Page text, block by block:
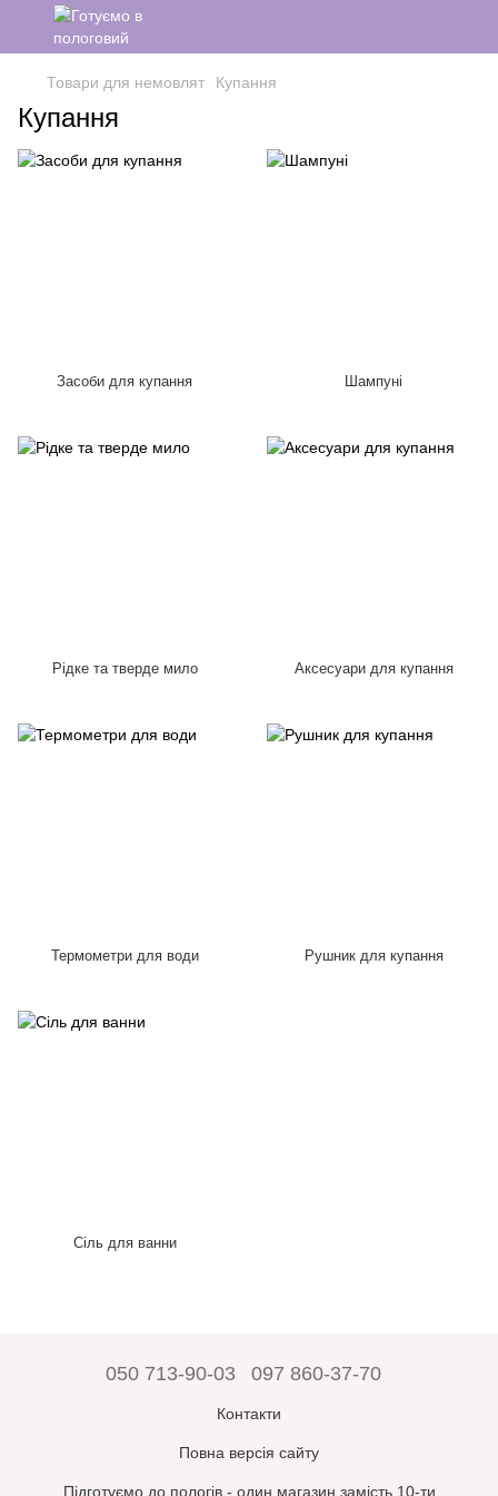
Товари для немовлят Купання
Купання
Засоби для купання Шампуні
Рідке та тверде мило Аксесуари для купання
Термометри для води Рушник для купання
Сіль для ванни
050 713-90-03 097 860-37-70
Контакти
Повна версія сайту
Підготуємо до пологів - один магазин замість 10-ти